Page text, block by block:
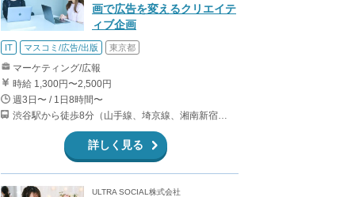
画で広告を変えるクリエイテ
ィブ企画
IT マスコミ/広告/出版 東京都
マーケティング/広報
時給 1,300円〜2,500円
週3日〜 / 1日8時間〜
渋谷駅から徒歩8分（山手線、埼京線、湘南新宿ライン、銀座線、他） 表参道駅から徒歩9分（銀座線、半蔵門線、千代田線）
詳しく見る
ULTRA SOCIAL株式会社